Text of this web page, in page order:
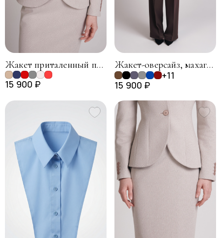
Жакет приталенный полуреглан, пудровый
15 900 ₽
Жакет-оверсайз, махагон
+11
15 900 ₽